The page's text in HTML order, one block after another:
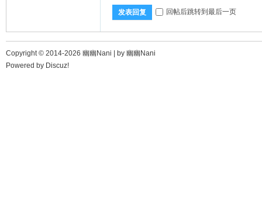
发表回复 回帖后跳转到最后一页
Copyright © 2014-2026 幽幽Nani | by 幽幽Nani
Powered by Discuz!